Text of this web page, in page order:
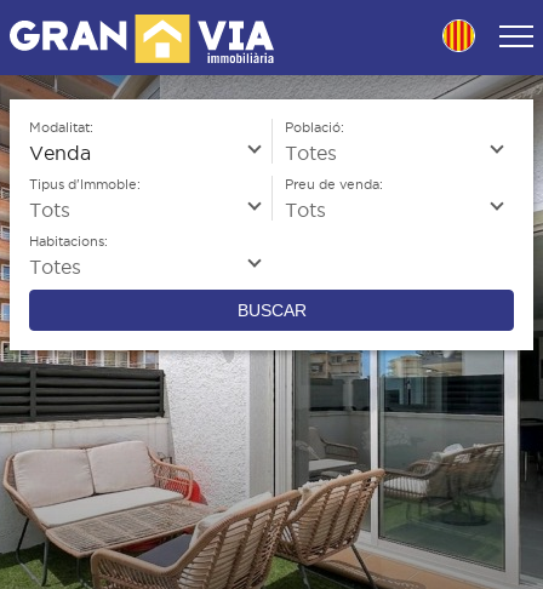
to
Skip
to
content
Modalitat: Població:
Tipus d'Immoble: Preu de venda:
Habitacions:
BUSCAR